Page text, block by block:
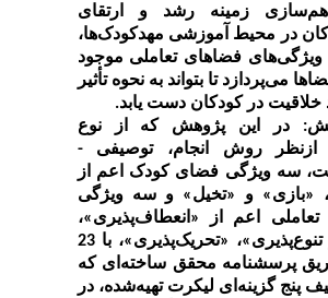
زمینه رشد و ارتقای
در محیط آموزشی مهدکودک‌ها،
ویژگی‌های فضاهای تعاملی موجود
می‌پردازد تا بتواند به نحوه تأثیر
خلاقیت در کودکان دست یابد.
در این پژوهش که از نوع
ازنظر روش انجام، توصیفی -
سه ویژگی فضای کودک اعم از
«بازی» و «تخیل» و سه ویژگی
اعم از «انعطاف‌پذیری»،
«پیچیدگی و تنوع‌پذیری»، «تحریک‌پذیری»، با 23
پرسشنامه محقق ساخته‌ای که
پنج گزینه‌ای لیکرت تهیه‌شده، در